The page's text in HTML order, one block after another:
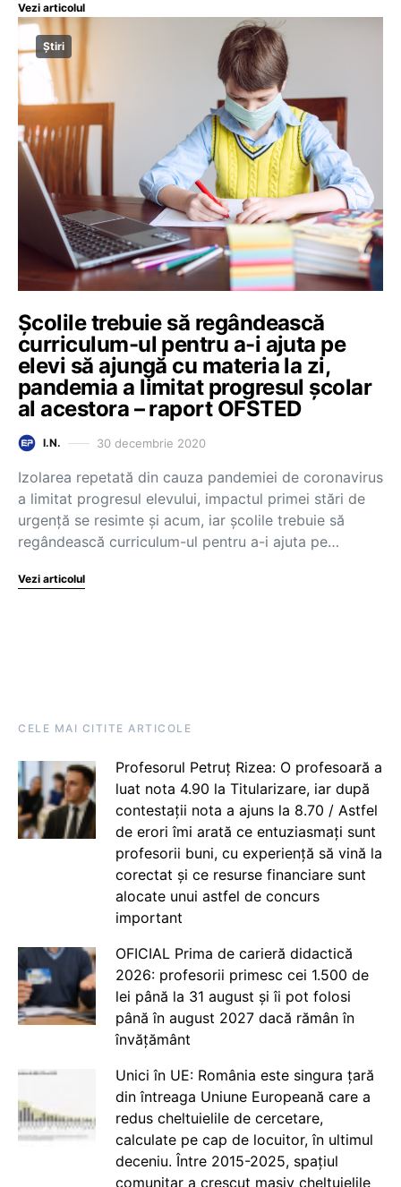
Vezi articolul
Știri
Școlile trebuie să regândească
curriculum-ul pentru a-i ajuta pe
elevi să ajungă cu materia la zi,
pandemia a limitat progresul școlar
al acestora – raport OFSTED
I.N. 30 decembrie 2020
Izolarea repetată din cauza pandemiei de coronavirus
a limitat progresul elevului, impactul primei stări de
urgență se resimte și acum, iar școlile trebuie să
regândească curriculum-ul pentru a-i ajuta pe…
Vezi articolul
CELE MAI CITITE ARTICOLE
Profesorul Petruț Rizea: O profesoară a
luat nota 4.90 la Titularizare, iar după
contestații nota a ajuns la 8.70 / Astfel
de erori îmi arată ce entuziasmați sunt
profesorii buni, cu experiență să vină la
corectat și ce resurse financiare sunt
alocate unui astfel de concurs
important
OFICIAL Prima de carieră didactică
2026: profesorii primesc cei 1.500 de
lei până la 31 august și îi pot folosi
până în august 2027 dacă rămân în
învățământ
Unici în UE: România este singura țară
din întreaga Uniune Europeană care a
redus cheltuielile de cercetare,
calculate pe cap de locuitor, în ultimul
deceniu. Între 2015-2025, spațiul
comunitar a crescut masiv cheltuielile